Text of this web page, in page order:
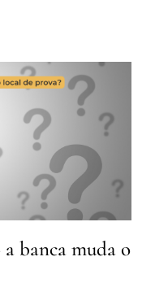
banca muda o